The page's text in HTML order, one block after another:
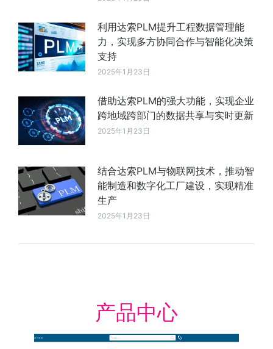
利用达索PLM提升工程数据管理能
力，实现多方协同合作与智能化决策
支持
2025年1月23日
借助达索PLM的强大功能，实现企业
跨地域跨部门的数据共享与实时更新
2025年1月23日
结合达索PLM与物联网技术，推动智
能制造和数字化工厂建设，实现精准
生产
2025年1月23日
产品中心